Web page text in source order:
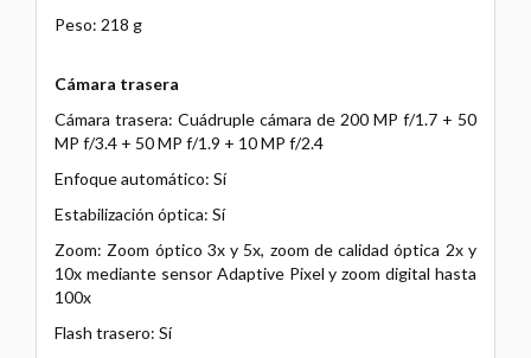
Peso: 218 g
Cámara trasera
Cámara trasera: Cuádruple cámara de 200 MP f/1.7 + 50
MP f/3.4 + 50 MP f/1.9 + 10 MP f/2.4
Enfoque automático: Sí
Estabilización óptica: Sí
Zoom: Zoom óptico 3x y 5x, zoom de calidad óptica 2x y
10x mediante sensor Adaptive Pixel y zoom digital hasta
100x
Flash trasero: Sí